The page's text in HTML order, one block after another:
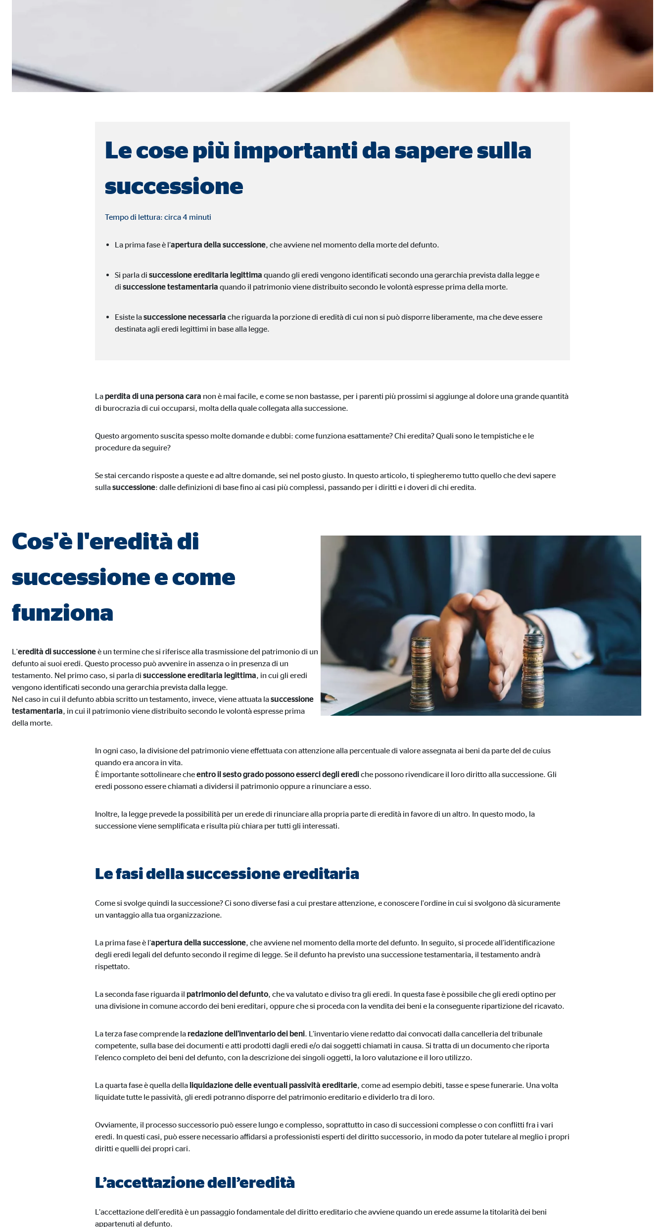
Le cose più importanti da sapere sulla
successione
Tempo di lettura: circa 4 minuti
La prima fase è l’apertura della successione, che avviene nel momento della morte del defunto.
Si parla di successione ereditaria legittima quando gli eredi vengono identificati secondo una gerarchia prevista dalla legge e
di successione testamentaria quando il patrimonio viene distribuito secondo le volontà espresse prima della morte.
Esiste lasuccessione necessaria che riguarda la porzione di eredità di cui non si può disporre liberamente, ma che deve essere
destinata agli eredi legittimi in base alla legge.
Laperdita di una persona cara non è mai facile, e come se non bastasse, per i parenti più prossimi si aggiunge al dolore una grande quantità
di burocrazia di cui occuparsi, molta della quale collegata alla successione.
Questo argomento suscita spesso molte domande e dubbi: come funziona esattamente? Chi eredita? Quali sono le tempistiche e le
procedure da seguire?
Se stai cercando risposte a queste e ad altre domande, sei nel posto giusto. In questo articolo, ti spiegheremo tutto quello che devi sapere
sullasuccessione: dalle definizioni di base fino ai casi più complessi, passando per i diritti e i doveri di chi eredita.
Cos'è l'eredità di
successione e come
funziona
L'eredità di successioneè un termine che si riferisce alla trasmissione del patrimonio di un
defunto ai suoi eredi. Questo processo può avvenire in assenza o in presenza di un
testamento. Nel primo caso, si parla di successione ereditaria legittima, in cui gli eredi
vengono identificati secondo una gerarchia prevista dalla legge.
Nel caso in cui il defunto abbia scritto un testamento, invece, viene attuata lasuccessione
testamentaria, in cui il patrimonio viene distribuito secondo le volontà espresse prima
della morte.
In ogni caso, la divisione del patrimonio viene effettuata con attenzione alla percentuale di valore assegnata ai beni da parte del de cuius
quando era ancora in vita.
È importante sottolineare cheentro il sesto grado possono esserci degli erediche possono rivendicare il loro diritto alla successione. Gli
eredi possono essere chiamati a dividersi il patrimonio oppure a rinunciare a esso.
Inoltre, la legge prevede la possibilità per un erede di rinunciare alla propria parte di eredità in favore di un altro. In questo modo, la
successione viene semplificata e risulta più chiara per tutti gli interessati.
Le fasi della successione ereditaria
Come si svolge quindi la successione? Ci sono diverse fasi a cui prestare attenzione, e conoscere l'ordine in cui si svolgono dà sicuramente
un vantaggio alla tua organizzazione.
La prima fase è l’apertura della successione, che avviene nel momento della morte del defunto. In seguito, si procede all’identificazione
degli eredi legali del defunto secondo il regime di legge. Se il defunto ha previsto una successione testamentaria, il testamento andrà
rispettato.
La seconda fase riguarda il patrimonio del defunto, che va valutato e diviso tra gli eredi. In questa fase è possibile che gli eredi optino per
una divisione in comune accordo dei beni ereditari, oppure che si proceda con la vendita dei beni e la conseguente ripartizione del ricavato.
La terza fase comprende laredazione dell’inventario dei beni. L’inventario viene redatto dai convocati dalla cancelleria del tribunale
competente, sulla base dei documenti e atti prodotti dagli eredi e/o dai soggetti chiamati in causa. Si tratta di un documento che riporta
l’elenco completo dei beni del defunto, con la descrizione dei singoli oggetti, la loro valutazione e il loro utilizzo.
La quarta fase è quella della liquidazione delle eventuali passività ereditarie, come ad esempio debiti, tasse e spese funerarie. Una volta
liquidate tutte le passività, gli eredi potranno disporre del patrimonio ereditario e dividerlo tra di loro.
Ovviamente, il processo successorio può essere lungo e complesso, soprattutto in caso di successioni complesse o con conflitti fra i vari
eredi. In questi casi, può essere necessario affidarsi a professionisti esperti del diritto successorio, in modo da poter tutelare al meglio i propri
diritti e quelli dei propri cari.
L’accettazione dell’eredità
L’accettazione dell’eredità è un passaggio fondamentale del diritto ereditario che avviene quando un erede assume la titolarità dei beni
appartenuti al defunto.
I cookie statistici raccolgono informazioni in modo anonimo. Queste informazioni ci aiutano a capire il modo in cui i nostri utenti utilizzano il sito web.
Nome: _ga, _gat_UA-41411249-12, _gid
Scadenza dei Cookie: fino a 26 mesi
Cookies per finalità di marketing
Facebook Pixel
Facebook Ireland Ltd.
Scadenza dei Cookie: 3 mesi
google_maps
Fornitore:
Finalità: Inclusione delle mappe interattive Google
Scadenza dei Cookie: 24 mesi
Nome:
Finalità: Inclusione dei video